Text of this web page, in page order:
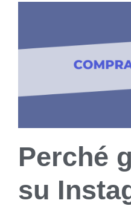
Perché
su